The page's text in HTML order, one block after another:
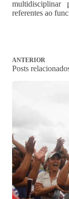
multidisciplinar
referentes ao
ANTERIOR
Posts